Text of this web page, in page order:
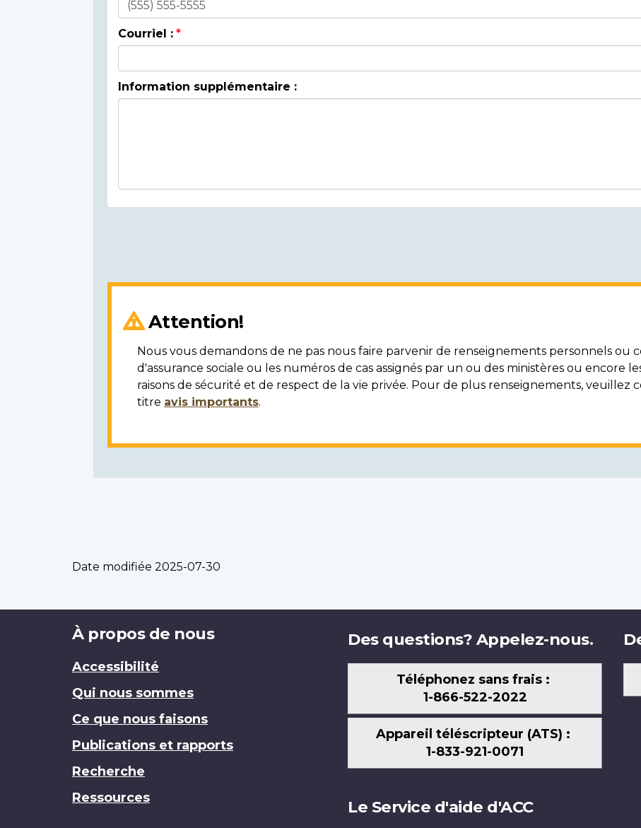
Courriel :
Information supplémentaire :
Attention!
Nous vous demandons de ne pas nous faire parvenir de renseignements personnels ou
d'assurance sociale ou les numéros de cas assignés par un ou des ministères ou encore
raisons de sécurité et de respect de la vie privée. Pour de plus renseignements,
titre avis importants.
Date modifiée 2025-07-30
Brand
À propos de nous
Accessibilité
Qui nous sommes
Ce que nous faisons
Publications et rapports
Recherche
Ressources
Des questions? Appelez-nous.
Téléphonez sans frais :
1-866-522-2022
Appareil téléscripteur (ATS) :
1-833-921-0071
Le Service d'aide d'ACC